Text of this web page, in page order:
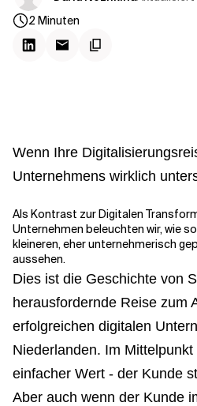
Verwandte Themen
2 Minuten
Wenn Ihre
Unternehmens wirklich
Als Kontrast zur Digitalen
Unternehmen beleuchten wir, wie
kleineren, eher unternehmerisch
aussehen.
Dies ist die Geschichte von
herausfordernde Reise zum
erfolgreichen digitalen
Niederlanden. Im
einfacher Wert - der Kunde
Aber auch wenn der Kunde